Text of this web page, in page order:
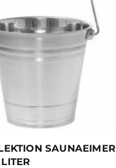
SAUNAEIMER